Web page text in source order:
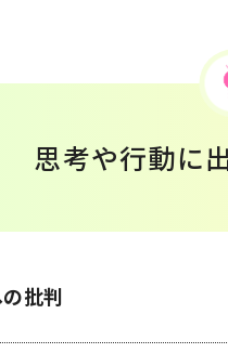
思考や行動に
批判